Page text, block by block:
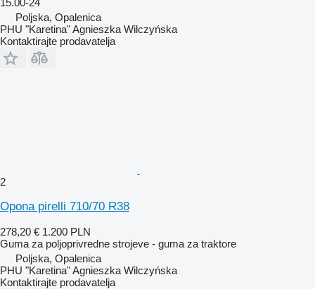
Poljska, Opalenica
PHU "Karetina" Agnieszka Wilczyńska
Kontaktirajte prodavatelja
2
Opona pirelli 710/70 R38
278,20 € 1.200 PLN
Guma za poljoprivredne strojeve - guma za traktore
Poljska, Opalenica
PHU "Karetina" Agnieszka Wilczyńska
Kontaktirajte prodavatelja